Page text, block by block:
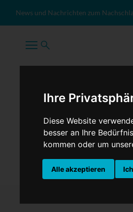
Ihre
Diese Website
besser an Ihre
kommen oder um
Alle akzeptieren
News und Nachrichten zum
TopNews Politik Sport